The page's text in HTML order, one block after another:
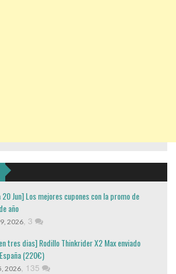
Jun] Los mejores cupones con la promo de
año
2026 3
tres dias] Rodillo Thinkrider X2 Max enviado
(220€)
2026 135